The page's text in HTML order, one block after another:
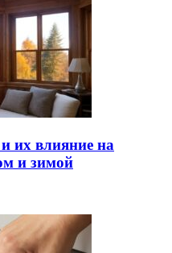
их влияние на
и зимой